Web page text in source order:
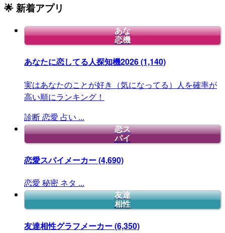
🌟 新着アプリ
あな
恋機
あなたに恋してる人探知機2026(1,140)
実はあなたのことが好き（気になってる）人を確率が
高い順にランキング！
診断恋愛 占い ...
恋ス
パイ
恋愛スパイメーカー(4,690)
恋愛 秘密 ネタ ...
友達
相性
友達相性グラフメーカー(6,350)